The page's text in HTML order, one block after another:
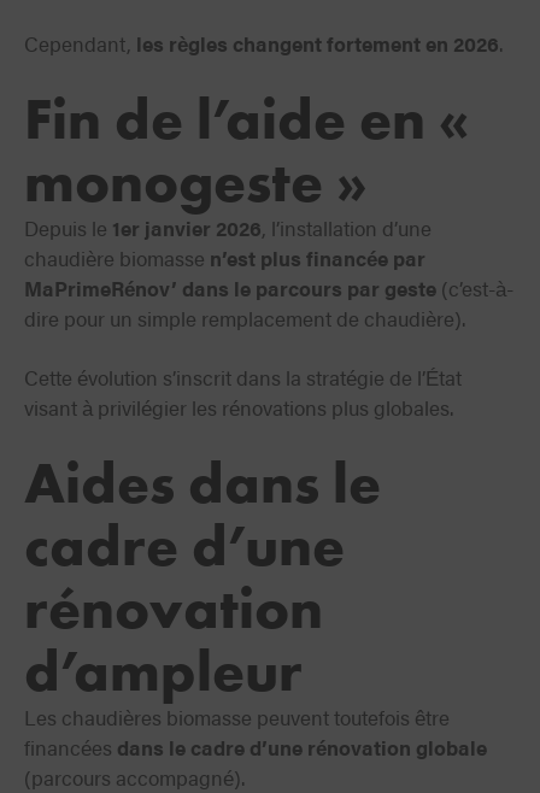
Cependant, les règles changent fortement en 2026.
Fin de l’aide en «
monogeste »
Depuis le 1er janvier 2026, l’installation d’une
chaudière biomasse n’est plus financée par
MaPrimeRénov’ dans le parcours par geste (c’est-à-
dire pour un simple remplacement de chaudière).
Cette évolution s’inscrit dans la stratégie de l’État
visant à privilégier les rénovations plus globales.
Aides dans le
cadre d’une
rénovation
d’ampleur
Les chaudières biomasse peuvent toutefois être
financées dans le cadre d’une rénovation globale
(parcours accompagné).